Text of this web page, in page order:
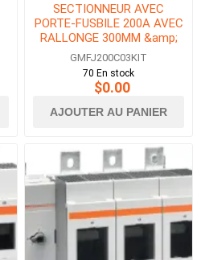
SECTIONNEUR AVEC
PORTE-FUSBILE 200A AVEC
RALLONGE 300MM &amp;
POIGNEE VERROUILLAGE DE
PORTE
GMFJ200C03KIT
70 En stock
$0.00
AJOUTER AU PANIER